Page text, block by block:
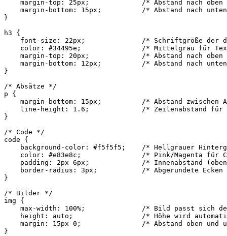
margin-top: 25px;             /* Abstand nach
margin-bottom: 15px;          /* Abstand nach
}
h3 {
font-size: 22px;              /* Schriftgröße der
color: #34495e;               /* Mittelgrau für
margin-top: 20px;             /* Abstand nach oben
margin-bottom: 12px;          /* Abstand nach
}
/* Absätze */
p {
margin-bottom: 15px;          /* Abstand zwischen
line-height: 1.6;             /* Zeilenabstand für
}
/* Code */
code {
background-color: #f5f5f5;    /* Hellgrauer
color: #e83e8c;               /* Pink/Magenta für
padding: 2px 6px;             /* Innenabstand
border-radius: 3px;           /* Abgerundete Ecken
}
/* Bilder */
img {
max-width: 100%;              /* Bild passt sich
height: auto;                 /* Höhe wird
margin: 15px 0;               /* Abstand oben und
}